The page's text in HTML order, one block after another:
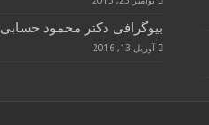
بیوگرافی دکتر محمود حسابی
آوریل 13, 2016